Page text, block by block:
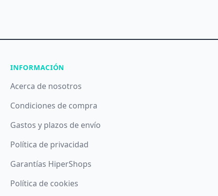
INFORMACIÓN
Acerca de nosotros
Condiciones de compra
Gastos y plazos de envío
Política de privacidad
Garantías HiperShops
Política de cookies